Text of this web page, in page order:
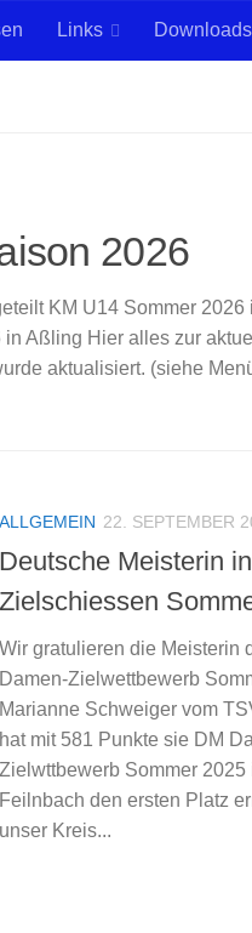
Links Downloads
2026
KM U14 Sommer 2026
Aßling Hier alles zur
aktualisiert. (siehe
ALLGEMEIN 22. SEPTEMBER
Deutsche Meisterin in
Zielschiessen
Wir gratulieren die Meisterin
Damen-Zielwettbewerb
Marianne Schweiger vom
hat mit 581 Punkte sie DM
Zielwttbewerb Sommer 2025
Feilnbach den ersten Platz
unser Kreis...